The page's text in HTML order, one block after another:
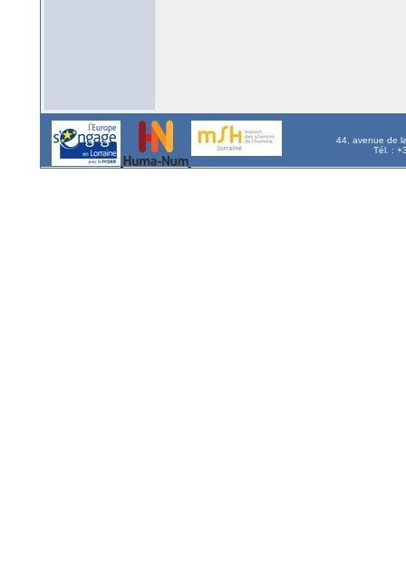
44, avenue de
Tél. :